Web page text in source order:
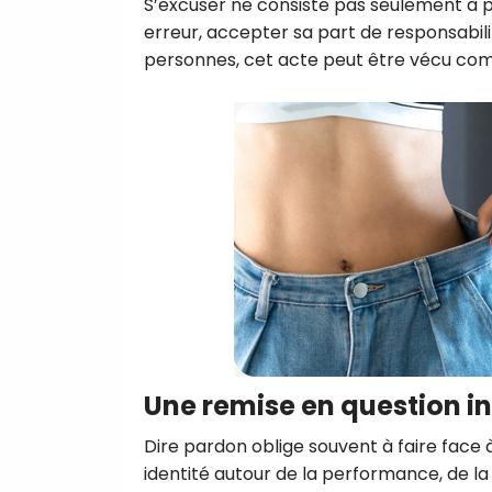
erreur, accepter sa part de
personnes, cet acte peut être vécu
Une remise en question
Dire pardon oblige souvent à faire face
identité autour de la performance, de